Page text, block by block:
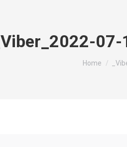
_Viber_2022-
You are here:
Home